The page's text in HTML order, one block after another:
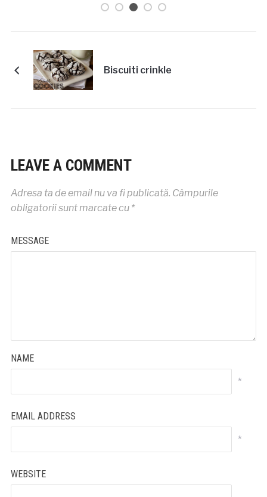
Biscuiti crinkle
LEAVE A COMMENT
Adresa ta de email nu va fi publicată. Câmpurile
obligatorii sunt marcate cu *
MESSAGE
NAME
*
EMAIL ADDRESS
*
WEBSITE